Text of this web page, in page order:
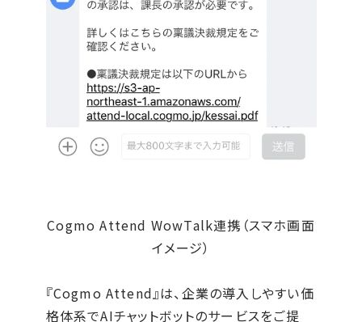
Cogmo Attend WowTalk連携（スマホ画面
イメージ）
『Cogmo Attend』は、企業の導入しやすい価
格体系でAIチャットボットのサービスをご提